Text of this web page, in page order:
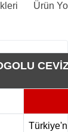
Ürün